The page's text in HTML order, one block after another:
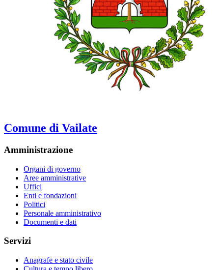
Comune di Vailate
Amministrazione
Organi di governo
Aree amministrative
Uffici
Enti e fondazioni
Politici
Personale amministrativo
Documenti e dati
Servizi
Anagrafe e stato civile